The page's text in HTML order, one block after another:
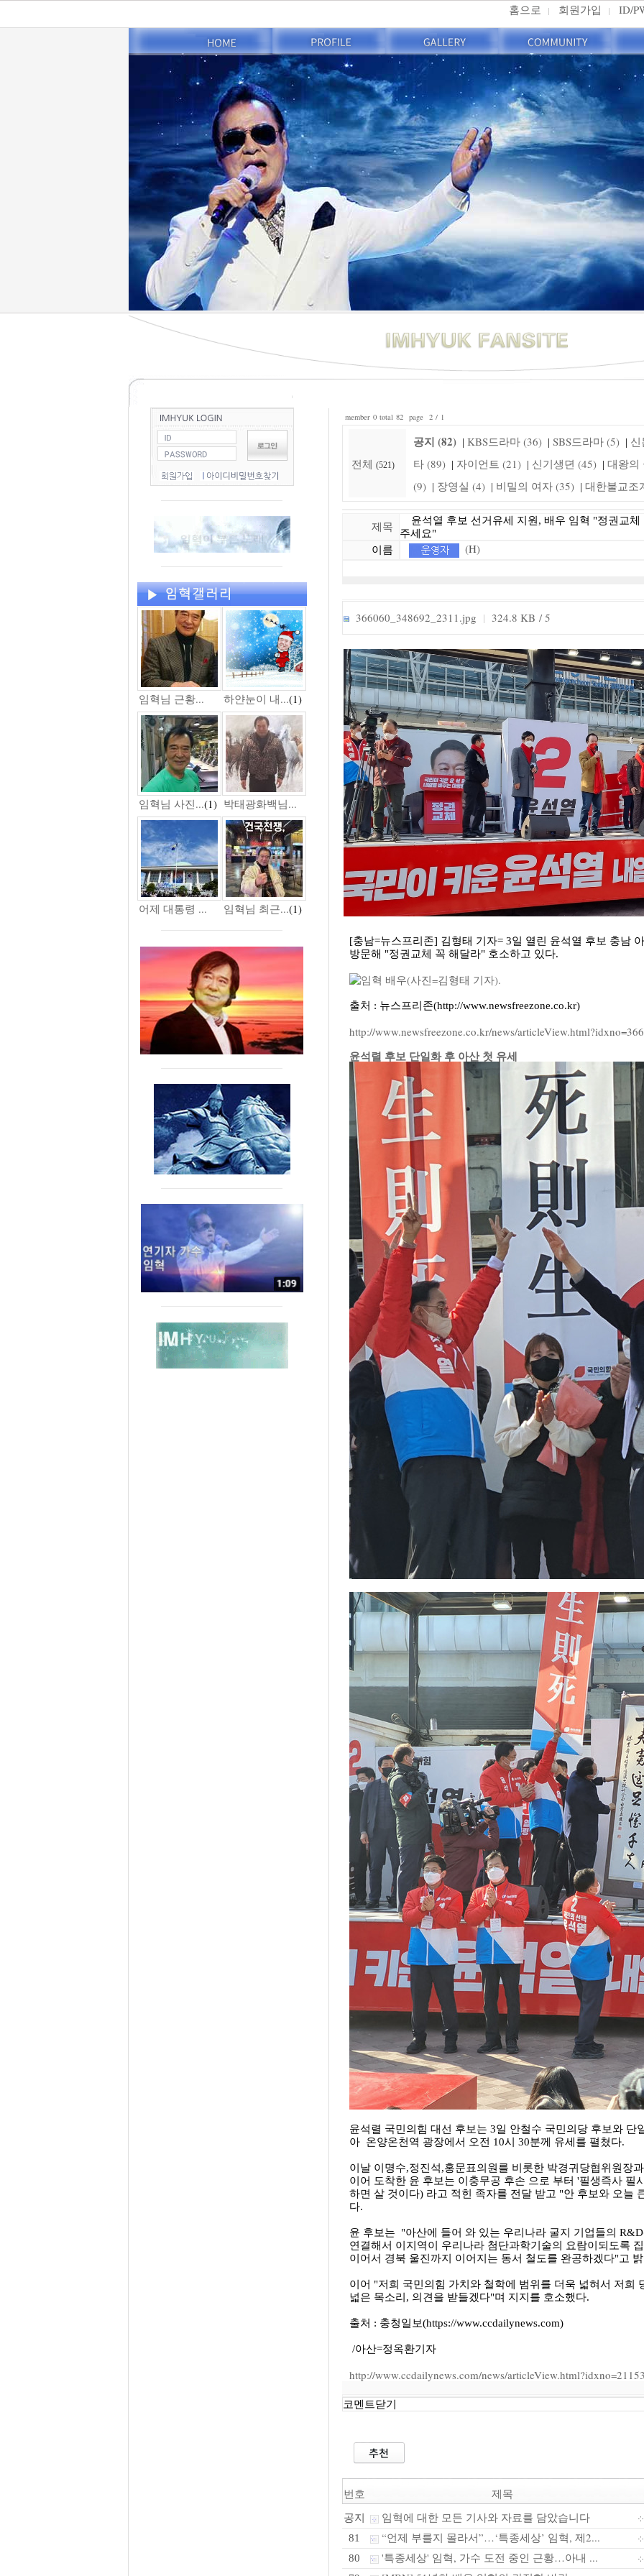
홈으로 회원가입 ID/
임혁님 근황... 하얀눈이 내...(1)
임혁님 사진...(1) 박태광화백님...
어제 대통령 ... 임혁님 최근...(1)
member 0 total 82 page 2 / 1
전체 (521)
공지 (82) | KBS드라마 (36) | SBS드라마 (5) | 신
타 (89) | 자이언트 (21) | 신기생뎐 (45) | 대왕의
(9) | 장영실 (4) | 비밀의 여자 (35) | 대한불교조
제목
윤석열 후보 선거유세 지원, 배우 임혁 "정권교체
주세요"
이름
(H)
366060_348692_2311.jpg | 324.8 KB / 5
[충남=뉴스프리존] 김형태 기자= 3일 열린 윤석열 후보 충남
방문해 "정권교체 꼭 해달라" 호소하고 있다.
출처 : 뉴스프리존(http://www.newsfreezone.co.kr)
http://www.newsfreezone.co.kr/news/
윤석렬 후보 단일화 후 아산 첫 유세
윤석렬 국민의힘 대선 후보는 3일 안철수 국민의당 후보와 단
아 온양온천역 광장에서 오전 10시 30분께 유세를 펼쳤다.
이날 이명수,정진석,홍문표의원를 비롯한 박경귀당협위원장
이어 도착한 윤 후보는 이충무공 후손 으로 부터 '필생즉사 필
하면 살 것이다) 라고 적힌 족자를 전달 받고 "안 후보와 오늘
다.
윤 후보는 "아산에 들어 와 있는 우리나라 굴지 기업들의
연결해서 이지역이 우리나라 첨단과학기술의 요람이되도록
이어서 경북 울진까지 이어지는 동서 철도를 완공하겠다"고
이어 "저희 국민의힘 가치와 철학에 범위를 더욱 넓혀서 저희
넓은 목소리, 의견을 받들겠다"며 지지를 호소했다.
출처 : 충청일보(https://www.ccdailynews.com)
/아산=정옥환기자
http://www.ccdailynews.com/news/
코멘트닫기
번호 제목
공지 임혁에 대한 모든 기사와 자료를 담았습니다
81 “언제 부를지 몰라서”…‘특종세상’ 임혁, 제2...
80 '특종세상' 임혁, 가수 도전 중인 근황…아내 ...